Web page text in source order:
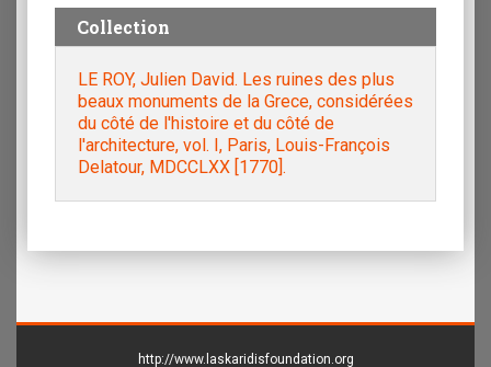
Collection
LE ROY, Julien David. Les ruines des plus
beaux monuments de la Grece, considérées
du côté de l'histoire et du côté de
l'architecture, vol. Ι, Paris, Louis-François
Delatour, MDCCLXX [1770].
http://www.laskaridisfoundation.org